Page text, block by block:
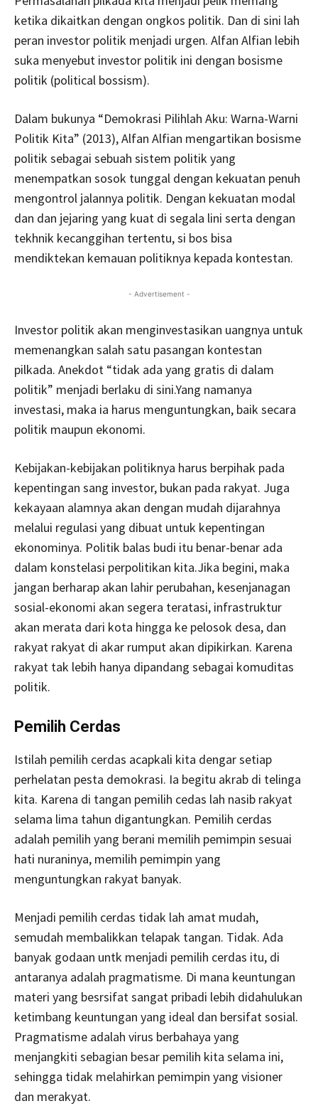
ketika dikaitkan dengan ongkos politik. Dan di sini lah
peran investor politik menjadi urgen. Alfan Alfian lebih
suka menyebut investor politik ini dengan bosisme
politik (political bossism).
Dalam bukunya “Demokrasi Pilihlah Aku: Warna-Warni
Politik Kita” (2013), Alfan Alfian mengartikan bosisme
politik sebagai sebuah sistem politik yang
menempatkan sosok tunggal dengan kekuatan penuh
mengontrol jalannya politik. Dengan kekuatan modal
dan dan jejaring yang kuat di segala lini serta dengan
tekhnik kecanggihan tertentu, si bos bisa
mendiktekan kemauan politiknya kepada kontestan.
- Advertisement -
Investor politik akan menginvestasikan uangnya untuk
memenangkan salah satu pasangan kontestan
pilkada. Anekdot “tidak ada yang gratis di dalam
politik” menjadi berlaku di sini.Yang namanya
investasi, maka ia harus menguntungkan, baik secara
politik maupun ekonomi.
Kebijakan-kebijakan politiknya harus berpihak pada
kepentingan sang investor, bukan pada rakyat. Juga
kekayaan alamnya akan dengan mudah dijarahnya
melalui regulasi yang dibuat untuk kepentingan
ekonominya. Politik balas budi itu benar-benar ada
dalam konstelasi perpolitikan kita.Jika begini, maka
jangan berharap akan lahir perubahan, kesenjanagan
sosial-ekonomi akan segera teratasi, infrastruktur
akan merata dari kota hingga ke pelosok desa, dan
rakyat rakyat di akar rumput akan dipikirkan. Karena
rakyat tak lebih hanya dipandang sebagai komuditas
politik.
Pemilih Cerdas
Istilah pemilih cerdas acapkali kita dengar setiap
perhelatan pesta demokrasi. Ia begitu akrab di telinga
kita. Karena di tangan pemilih cedas lah nasib rakyat
selama lima tahun digantungkan. Pemilih cerdas
adalah pemilih yang berani memilih pemimpin sesuai
hati nuraninya, memilih pemimpin yang
menguntungkan rakyat banyak.
Menjadi pemilih cerdas tidak lah amat mudah,
semudah membalikkan telapak tangan. Tidak. Ada
banyak godaan untk menjadi pemilih cerdas itu, di
antaranya adalah pragmatisme. Di mana keuntungan
materi yang besrsifat sangat pribadi lebih didahulukan
ketimbang keuntungan yang ideal dan bersifat sosial.
Pragmatisme adalah virus berbahaya yang
menjangkiti sebagian besar pemilih kita selama ini,
sehingga tidak melahirkan pemimpin yang visioner
dan merakyat.